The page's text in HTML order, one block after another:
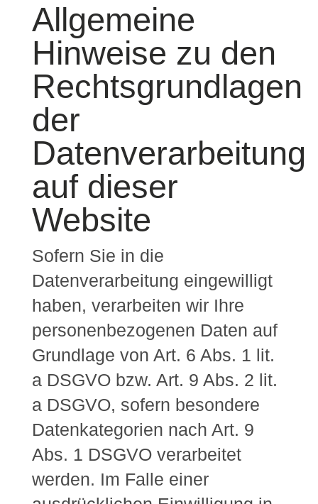
Allgemeine
Hinweise zu den
Rechtsgrundlagen
der
Datenverarbeitung
auf dieser
Website
Sofern Sie in die
Datenverarbeitung eingewilligt
haben, verarbeiten wir Ihre
personenbezogenen Daten auf
Grundlage von Art. 6 Abs. 1 lit.
a DSGVO bzw. Art. 9 Abs. 2 lit.
a DSGVO, sofern besondere
Datenkategorien nach Art. 9
Abs. 1 DSGVO verarbeitet
werden. Im Falle einer